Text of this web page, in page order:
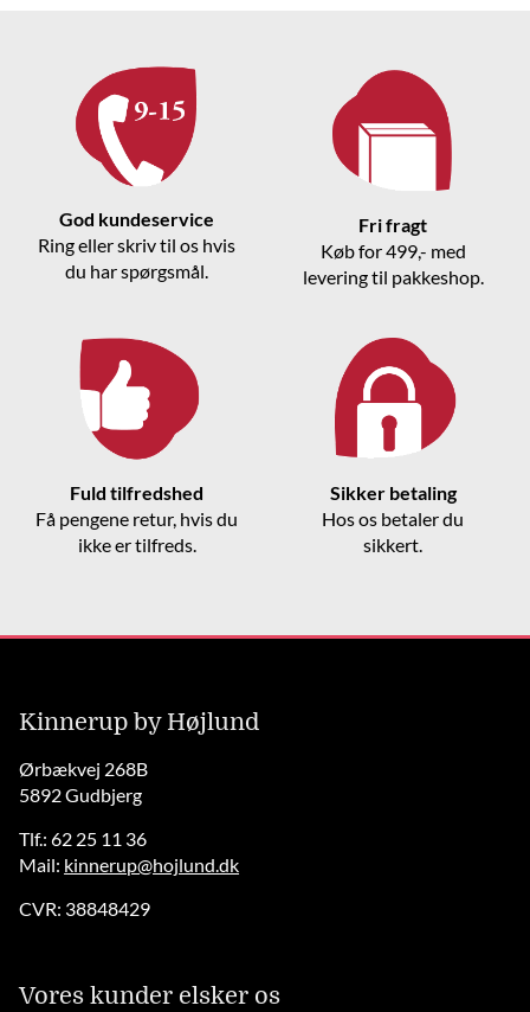
God kundeservice
Ring eller skriv til os hvis
du har spørgsmål.
Fri fragt
Køb for 499,- med
levering til pakkeshop.
Fuld tilfredshed
Få pengene retur, hvis du
ikke er tilfreds.
Sikker betaling
Hos os betaler du
sikkert.
Kinnerup by Højlund
Ørbækvej 268B
5892 Gudbjerg
Tlf.: 62 25 11 36
Mail: kinnerup@hojlund.dk
CVR: 38848429
Vores kunder elsker os